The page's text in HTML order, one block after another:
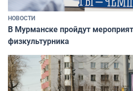
НОВОСТИ
В Мурманске пройдут
физкультурника